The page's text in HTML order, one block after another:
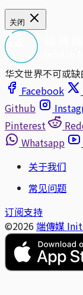
关闭
华文世界不可或
Facebook
Github
Pinterest
Whatsapp
关于我们
常见问题
订阅支持
©2026 端傳媒